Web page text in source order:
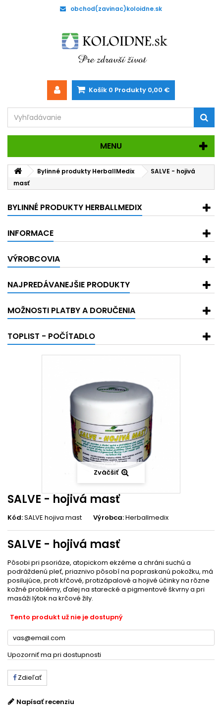
obchod(zavinac)koloidne.sk
Košík 0 Produkty 0,00 €
MENU
Bylinné produkty HerballMedix
SALVE - hojivá
masť
BYLINNÉ PRODUKTY HERBALLMEDIX
INFORMACE
VÝROBCOVIA
NAJPREDÁVANEJŠIE PRODUKTY
MOŽNOSTI PLATBY A DORUČENIA
TOPLIST - POČÍTADLO
Zväčšiť
SALVE - hojivá masť
Kód:SALVE hojiva mast Výrobca:Herballmedix
SALVE - hojivá masť
Pôsobi pri psoriáze, atopickom ekzéme a chráni suchú a
podráždenú pleť, priaznivo pôsobí na popraskanú pokožku, má
posilujúce, proti kŕčové, protizápalové a hojivé účinky na rôzne
kožné problémy, ďalej na starecké a pigmentové škvrny a pri
masáži lýtok na krčové žily.
Tento produkt už nie je dostupný
Upozorniť ma pri dostupnosti
Zdieľať
Napísať recenziu